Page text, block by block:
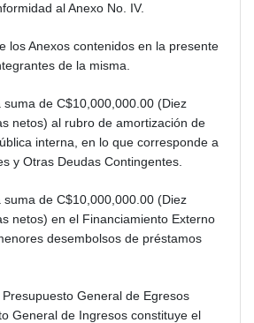
al Anexo No. IV.
los Anexos contenidos en la presente
de la misma.
suma de C$10,000,000.00 (Diez
netos) al rubro de amortización de
interna, en lo que corresponde a
y Otras Deudas Contingentes.
suma de C$10,000,000.00 (Diez
netos) en el Financiamiento Externo
desembolsos de préstamos
General de Egresos
General de Ingresos constituye el